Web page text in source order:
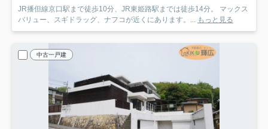
JR播但線京口駅まで徒歩10分、JR東姫路駅までは徒歩14分。 マックス
バリュー、スギドラッグ、ナフコが近くにあります。... もっと見る
中古一戸建